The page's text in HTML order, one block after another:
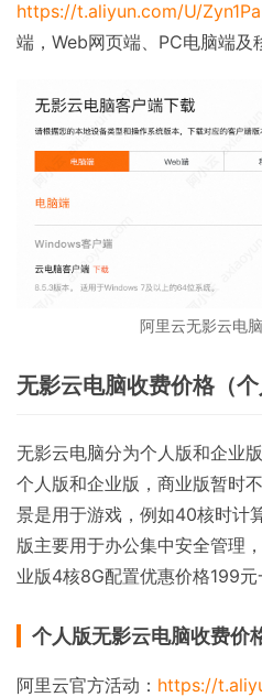
https://t.aliyun.com/U/Zyn1Pa
端，Web网页端、PC电脑端及
阿里云无影云电
无影云电脑收费价格（个
无影云电脑分为个人版和企业
个人版和企业版，商业版暂时
景是用于游戏，例如40核时计
版主要用于办公集中安全管理
业版4核8G配置优惠价格199元
个人版无影云电脑收费价
阿里云官方活动： https://